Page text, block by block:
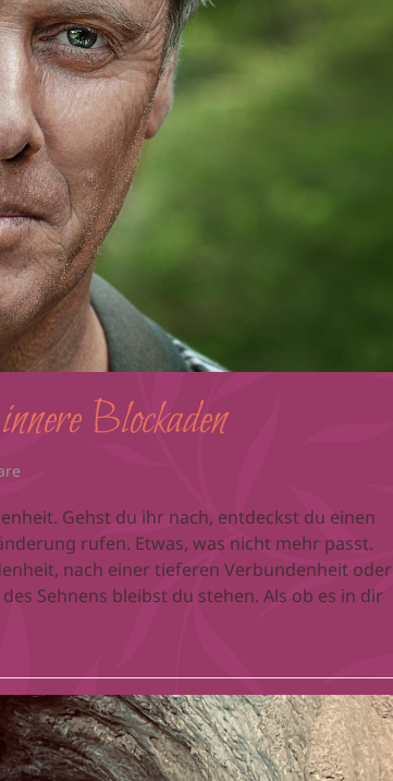
Blockaden
Gehst du ihr nach, entdeckst du einen
rufen. Etwas, was nicht mehr passt.
nach einer tieferen Verbundenheit oder
Sehnens bleibst du stehen. Als ob es in dir